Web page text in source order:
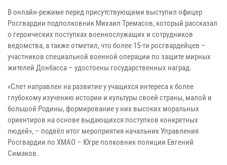
В онлайн-режиме перед присутствующими выступил офицер
Росгвардии подполковник Михаил Тремасов, который рассказал
о героических поступках военнослужащих и сотрудников
ведомства, а также отметил, что более 15-ти росгвардейцев –
участников специальной военной операции по защите мирных
жителей Донбасса – удостоены государственных наград.
«Слет направлен на развитие у учащихся интереса к более
глубокому изучению истории и культуры своей страны, малой и
большой Родины, формирование у них высоких моральных
ориентиров на основе выдающихся поступков конкретных
людей», – подвёл итог мероприятия начальник Управления
Росгвардии по ХМАО – Югре полковник полиции Евгений
Симаков.